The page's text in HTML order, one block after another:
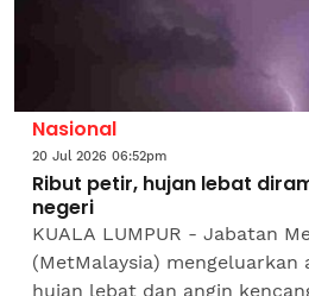
Nasional
20 Jul 2026 06:52pm
Ribut petir, hujan lebat
negeri
KUALA LUMPUR - Jabatan
(MetMalaysia)
hujan lebat dan angin